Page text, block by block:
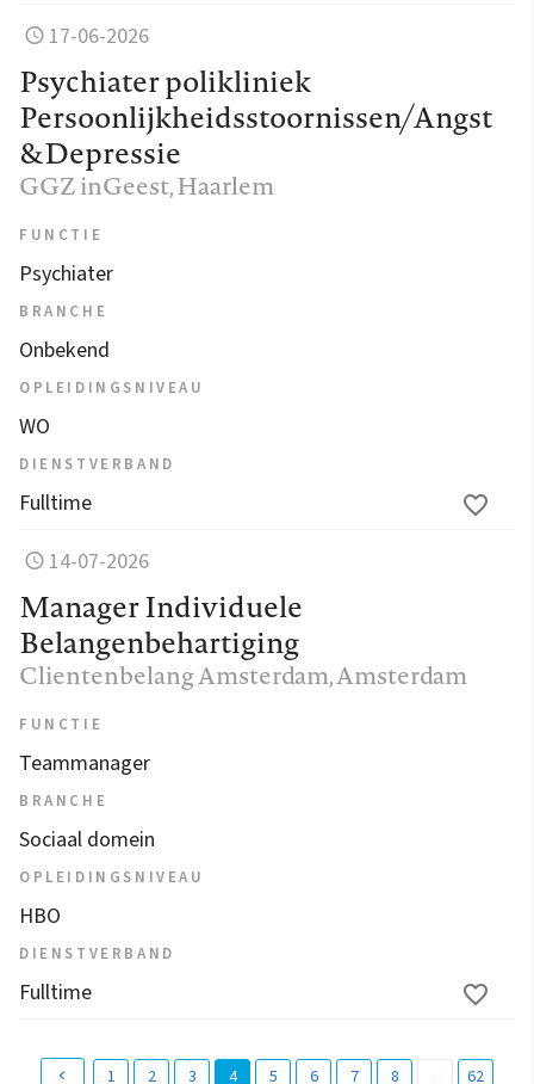
17-06-2026
Psychiater polikliniek
Persoonlijkheidsstoornissen/Angst
&Depressie
GGZ inGeest, Haarlem
FUNCTIE
Psychiater
BRANCHE
Onbekend
OPLEIDINGSNIVEAU
WO
DIENSTVERBAND
Fulltime
14-07-2026
Manager Individuele
Belangenbehartiging
Clientenbelang Amsterdam, Amsterdam
FUNCTIE
Teammanager
BRANCHE
Sociaal domein
OPLEIDINGSNIVEAU
HBO
DIENSTVERBAND
Fulltime
1 2 3 4 5 6 7 8 62